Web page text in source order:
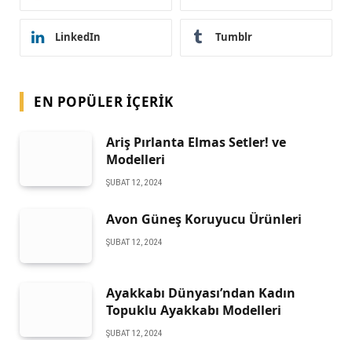
LinkedIn Tumblr
EN POPÜLER İÇERIK
Ariş Pırlanta Elmas Setler! ve
Modelleri
ŞUBAT 12, 2024
Avon Güneş Koruyucu Ürünleri
ŞUBAT 12, 2024
Ayakkabı Dünyası’ndan Kadın
Topuklu Ayakkabı Modelleri
ŞUBAT 12, 2024